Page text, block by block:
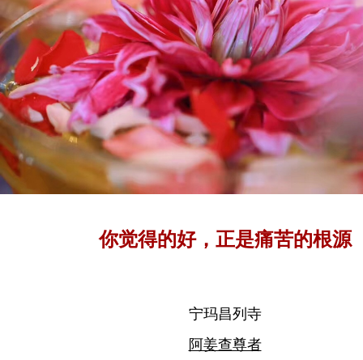
你觉得的好，正是痛苦的根源
宁玛昌列寺
阿姜查尊者